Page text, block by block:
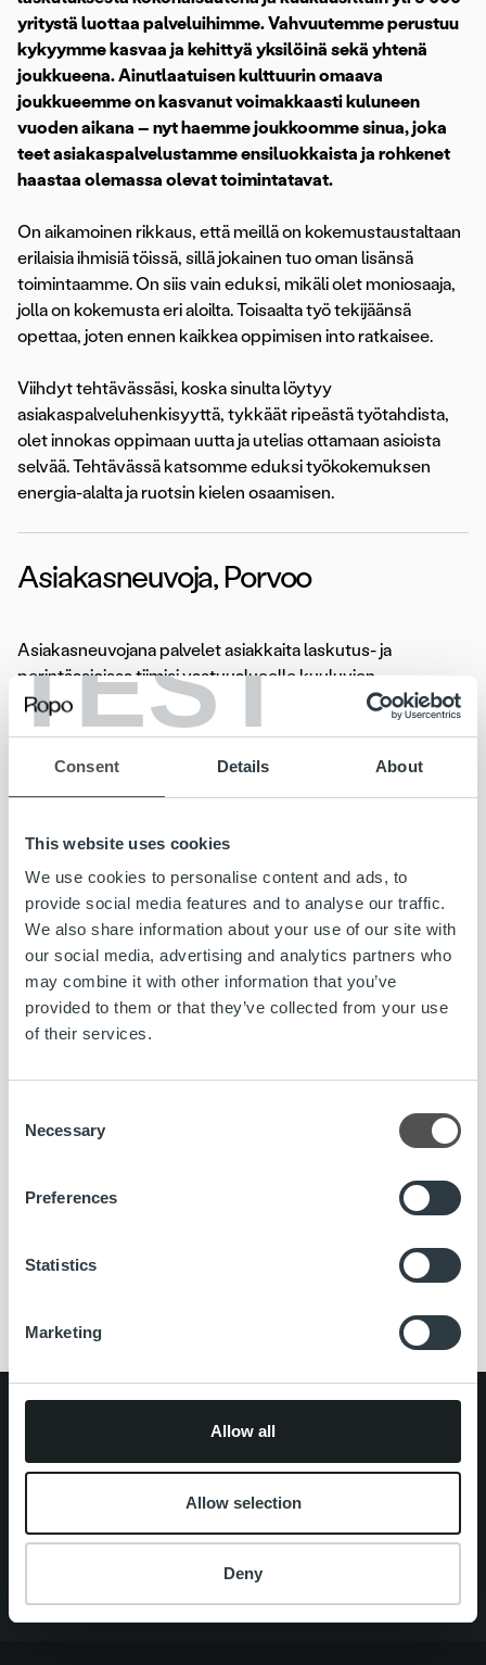
TEST
Consent Details About
This website uses cookies
We use cookies to personalise content and ads, to
provide social media features and to analyse our traffic.
We also share information about your use of our site with
our social media, advertising and analytics partners who
may combine it with other information that you’ve
provided to them or that they’ve collected from your use
of their services.
Selection
Necessary
Preferences
Statistics
Marketing
Allow all
Allow selection
Deny
yritystä luottaa palveluihimme. Vahvuutemme perustuu
kykyymme kasvaa ja kehittyä yksilöinä sekä yhtenä
joukkueena. Ainutlaatuisen kulttuurin omaava
joukkueemme on kasvanut voimakkaasti kuluneen
vuoden aikana – nyt haemme joukkoomme sinua, joka
teet asiakaspalvelustamme ensiluokkaista ja rohkenet
haastaa olemassa olevat toimintatavat.
On aikamoinen rikkaus, että meillä on kokemustaustaltaan
erilaisia ihmisiä töissä, sillä jokainen tuo oman lisänsä
toimintaamme. On siis vain eduksi, mikäli olet moniosaaja,
jolla on kokemusta eri aloilta. Toisaalta työ tekijäänsä
opettaa, joten ennen kaikkea oppimisen into ratkaisee.
Viihdyt tehtävässäsi, koska sinulta löytyy
asiakaspalveluhenkisyyttä, tykkäät ripeästä työtahdista,
olet innokas oppimaan uutta ja utelias ottamaan asioista
selvää. Tehtävässä katsomme eduksi työkokemuksen
energia-alalta ja ruotsin kielen osaamisen.
Asiakasneuvoja, Porvoo
Asiakasneuvojana palvelet asiakkaita laskutus- ja
perintäasioissa tiimisi vastuualueelle kuuluvien
puhelinlinjojen ja sähköpostien kautta. Olet asiakkaan
näkökulmasta asiantuntija, joka on nopeasti tavoitettavissa
Lasku on iloinen asia. Kun yritys saa myymästään tavarasta
tai palvelusta rahansa, pyörii yrityksen lisäksi koko
yhteiskunta. Meidän tehtävämme on huolehtia yritysten
laskutuksesta kokonaisuutena. Joka 6. Suomessa lähtevä
lasku välitetään meidän kauttamme ja kuukausittain yli 8
yhtenä joukkueena.
asiakasneuvoja
Pikalinkit
Yhteystiedot
Tietoa meistä